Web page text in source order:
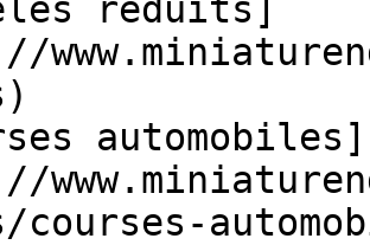
réduits]
automobiles]
courses-